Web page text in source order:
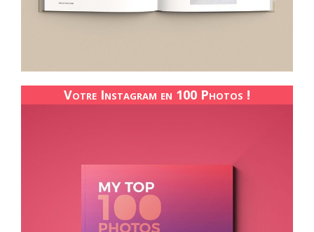
Votre Instagram en 100 Photos !